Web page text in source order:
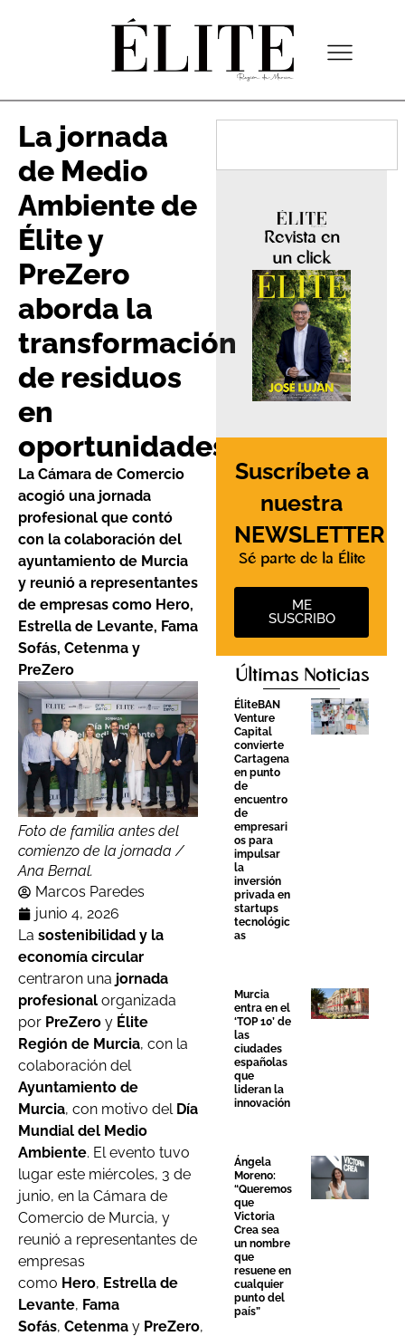
La jornada
de Medio
Ambiente de
Élite y
PreZero
aborda la
transformación
de residuos
en
oportunidades
La Cámara de Comercio
acogió una jornada
profesional que contó
con la colaboración del
ayuntamiento de Murcia
y reunió a representantes
de empresas como Hero,
Estrella de Levante, Fama
Sofás, Cetenma y
PreZero
Foto de familia antes del
comienzo de la jornada /
Ana Bernal.
Marcos Paredes
junio 4, 2026
La sostenibilidad y la
economía circular
centraron una jornada
profesional organizada
por PreZero y Élite
Región de Murcia, con la
colaboración del
Ayuntamiento de
Murcia, con motivo del Día
Mundial del Medio
Ambiente. El evento tuvo
lugar este miércoles, 3 de
junio, en la Cámara de
Comercio de Murcia, y
reunió a representantes de
empresas
como Hero, Estrella de
Levante, Fama
Sofás, Cetenma y PreZero,
Revista en
un click
Suscríbete a
nuestra
NEWSLETTER
Sé parte de la Élite
ME
SUSCRIBO
Últimas Noticias
ÉliteBAN
Venture
Capital
convierte
Cartagena
en punto
de
encuentro
de
empresari
os para
impulsar
la
inversión
privada en
startups
tecnológic
as
Murcia
entra en el
‘TOP 10’ de
las
ciudades
españolas
que
lideran la
innovación
Ángela
Moreno:
“Queremos
que
Victoria
Crea sea
un nombre
que
resuene en
cualquier
punto del
país”